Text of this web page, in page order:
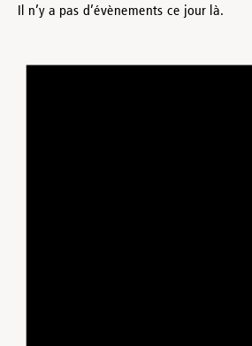
Il n’y a pas d’évènements ce jour là.